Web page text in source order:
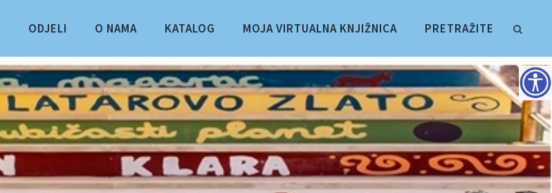
ODJELI O NAMA KATALOG MOJA VIRTUALNA KNJIŽNICA PRETRAŽITE